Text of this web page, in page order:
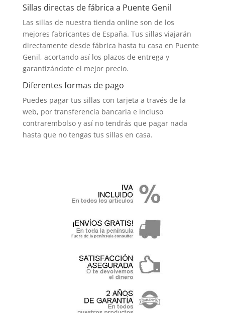
Sillas directas de fábrica a Puente Genil
Las sillas de nuestra tienda online son de los
mejores fabricantes de España. Tus sillas viajarán
directamente desde fábrica hasta tu casa en Puente
Genil, acortando así los plazos de entrega y
garantizándote el mejor precio.
Diferentes formas de pago
Puedes pagar tus sillas con tarjeta a través de la
web, por transferencia bancaria e incluso
contrarembolso y así no tendrás que pagar nada
hasta que no tengas tus sillas en casa.